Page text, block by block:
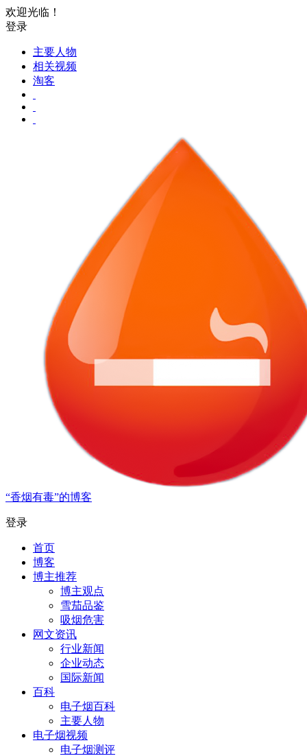
欢迎光临！
登录
主要人物
相关视频
淘客
“香烟有毒”的博客
登录
首页
博客
博主推荐
博主观点
雪茄品鉴
吸烟危害
网文资讯
行业新闻
企业动态
国际新闻
百科
电子烟百科
主要人物
电子烟视频
电子烟测评